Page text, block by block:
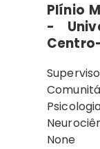
Plínio
-
None